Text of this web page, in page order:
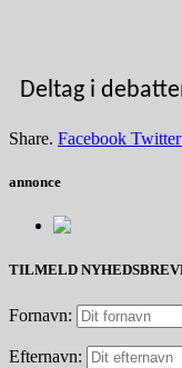
Deltag i
Share. Facebook Twitter
annonce
TILMELD
Fornavn:
Efternavn: